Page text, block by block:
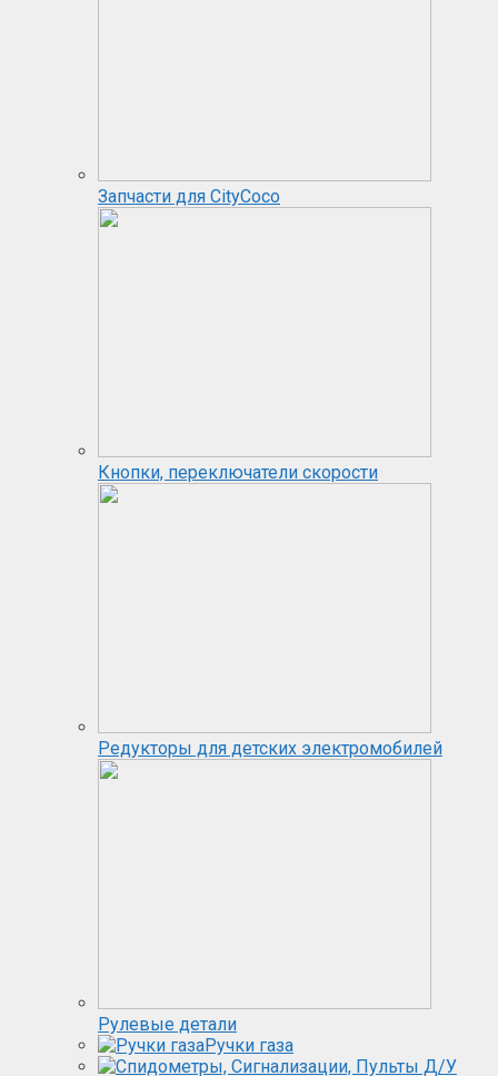
Запчасти для CityCoco
Кнопки, переключатели скорости
Редукторы для детских электромобилей
Рулевые детали
Ручки газа